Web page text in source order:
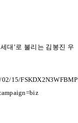
세대 ’로 불리는 김봉진 우
15/